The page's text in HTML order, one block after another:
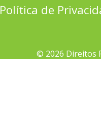
Política de
© 2026 Direitos